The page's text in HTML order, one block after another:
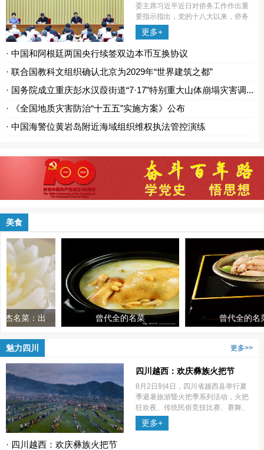
委主席习近平近日对侨务工作作出重
要指示指出，党的十八大以来，侨务
战线认真落实党中央决策部署，团结
动员广大海外侨胞和归侨侨眷，在推
动国家经济社会发展、传承弘扬中华
文化、增
更多+
· 中国和阿根廷两国央行续签双边本币互换协议
· 联合国教科文组织确认北京为2029年“世界建筑之都”
· 国务院成立重庆彭水汉葭街道“7·17”特别重大山体崩塌灾害调...
· 《全国地质灾害防治“十五五”实施方案》公布
· 中国海警位黄岩岛附近海域组织维权执法管控演练
美食
曾代全的名菜 曾代全的名菜
魅力四川 更多>>
四川越西：欢庆彝族火把节
8月2日到4日，四川省越西县举行夏
季避暑旅游暨火把季系列活动，火把
狂欢夜、传统民俗竞技比赛、赛舞、
赛歌秀等一系列丰富多彩的活动轮番
上演。
更多+
· 四川越西：欢庆彝族火把节